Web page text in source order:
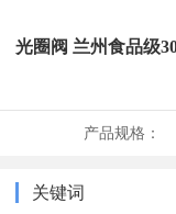
光圈阀 兰州食品级
产品规格：
关键词